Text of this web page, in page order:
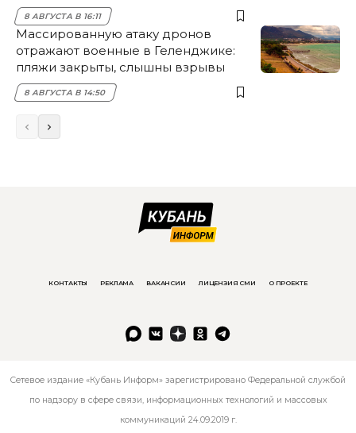
8 АВГУСТА В 16:11
Массированную атаку дронов
отражают военные в Геленджике:
пляжи закрыты, слышны взрывы
8 АВГУСТА В 14:50
КОНТАКТЫ РЕКЛАМА ВАКАНСИИ ЛИЦЕНЗИЯ СМИ О ПРОЕКТЕ
Сетевое издание «Кубань Информ» зарегистрировано Федеральной службой
по надзору в сфере связи, информационных технологий и массовых
коммуникаций 24.09.2019 г.